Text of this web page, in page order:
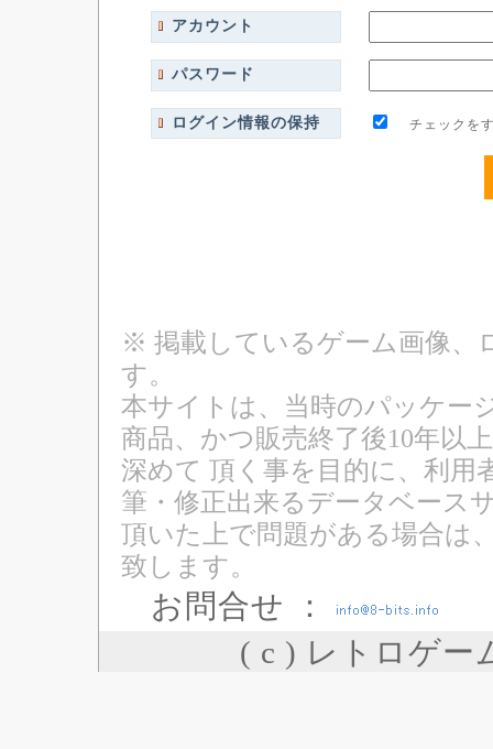
アカウント
パスワード
ログイン情報の保持 チェックをす
※ 掲載しているゲーム画像、
す。
本サイトは、当時のパッケー
商品、かつ販売終了後10年以
深めて 頂く事を目的に、利用
筆・修正出来るデータベース
頂いた上で問題がある場合は
致します。
お問合せ ：
( c ) レトロゲー